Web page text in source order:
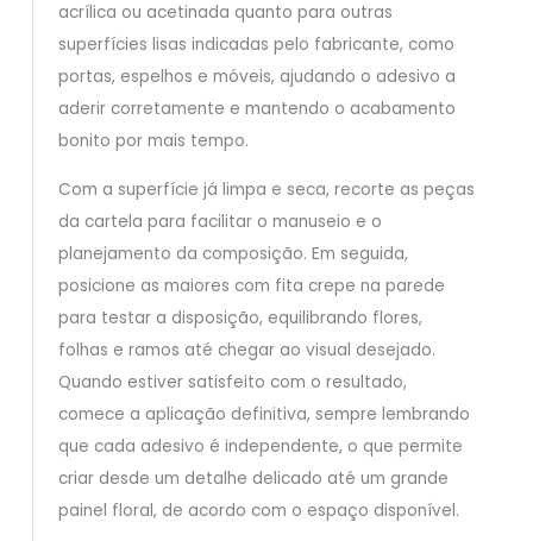
acrílica ou acetinada quanto para outras
superfícies lisas indicadas pelo fabricante, como
portas, espelhos e móveis, ajudando o adesivo a
aderir corretamente e mantendo o acabamento
bonito por mais tempo.
Com a superfície já limpa e seca, recorte as peças
da cartela para facilitar o manuseio e o
planejamento da composição. Em seguida,
posicione as maiores com fita crepe na parede
para testar a disposição, equilibrando flores,
folhas e ramos até chegar ao visual desejado.
Quando estiver satisfeito com o resultado,
comece a aplicação definitiva, sempre lembrando
que cada adesivo é independente, o que permite
criar desde um detalhe delicado até um grande
painel floral, de acordo com o espaço disponível.